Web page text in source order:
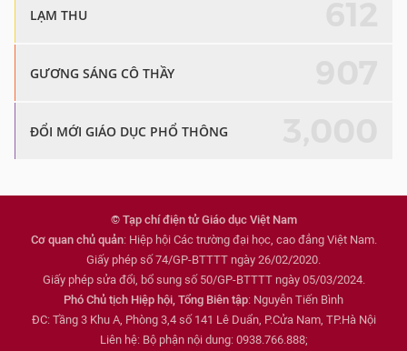
LẠM THU
GƯƠNG SÁNG CÔ THẦY
ĐỔI MỚI GIÁO DỤC PHỔ THÔNG
© Tạp chí điện tử Giáo dục Việt Nam
Cơ quan chủ quản: Hiệp hội Các trường đại học, cao đẳng Việt Nam.
Giấy phép số 74/GP-BTTTT ngày 26/02/2020.
Giấy phép sửa đổi, bổ sung số 50/GP-BTTTT ngày 05/03/2024.
Phó Chủ tịch Hiệp hội, Tổng Biên tập: Nguyễn Tiến Bình
ĐC: Tầng 3 Khu A, Phòng 3,4 số 141 Lê Duẩn, P.Cửa Nam, TP.Hà Nội
Liên hệ: Bộ phận nội dung: 0938.766.888;